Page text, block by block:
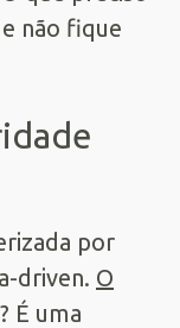
não fique
por
driven. O
? É uma